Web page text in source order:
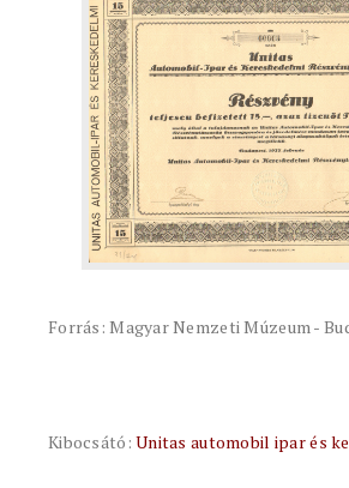
Forrás: Magyar Nemzeti Múzeum -
Kibocsátó:Unitas automobil ipar és